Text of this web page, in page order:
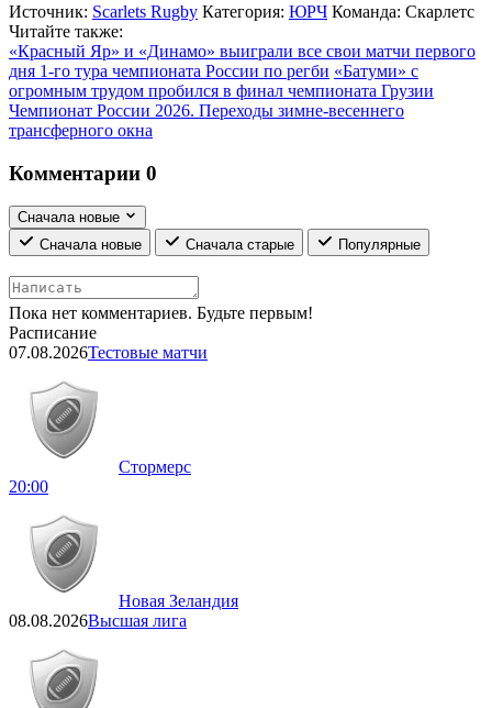
Источник: Scarlets Rugby Категория: ЮРЧ Команда: Скарлетс
Читайте также:
«Красный Яр» и «Динамо» выиграли все свои матчи первого
дня 1-го тура чемпионата России по регби «Батуми» с
огромным трудом пробился в финал чемпионата Грузии
Чемпионат России 2026. Переходы зимне-весеннего
трансферного окна
Комментарии 0
Сначала новые
Сначала новые
Сначала старые Популярные
Пока нет комментариев. Будьте первым!
Расписание
07.08.2026Тестовые матчи
Стормерс
20:00
Новая Зеландия
08.08.2026Высшая лига